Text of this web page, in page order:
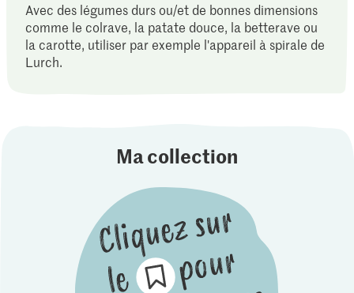
Avec des légumes durs ou/et de bonnes dimensions
comme le colrave, la patate douce, la betterave ou
la carotte, utiliser par exemple l'appareil à spirale de
Lurch.
Ma collection